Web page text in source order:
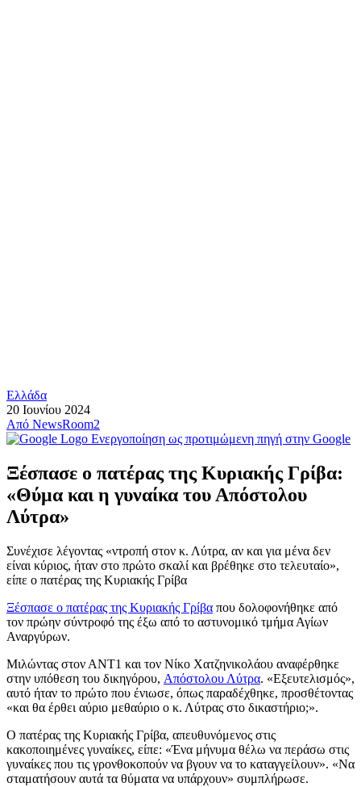
Ελλάδα
20 Ιουνίου 2024
Από NewsRoom2
Ενεργοποίηση ως προτιμώμενη πηγή στην Google
Ξέσπασε ο πατέρας της Κυριακής Γρίβα:
«Θύμα και η γυναίκα του Απόστολου
Λύτρα»
Συνέχισε λέγοντας «ντροπή στον κ. Λύτρα, αν και για μένα δεν
είναι κύριος, ήταν στο πρώτο σκαλί και βρέθηκε στο τελευταίο»,
είπε ο πατέρας της Κυριακής Γρίβα
Ξέσπασε ο πατέρας της Κυριακής Γρίβα που δολοφονήθηκε από
τον πρώην σύντροφό της έξω από το αστυνομικό τμήμα Αγίων
Αναργύρων.
Μιλώντας στον ΑΝΤ1 και τον Νίκο Χατζηνικολάου αναφέρθηκε
στην υπόθεση του δικηγόρου, Απόστολου Λύτρα. «Εξευτελισμός»,
αυτό ήταν το πρώτο που ένιωσε, όπως παραδέχθηκε, προσθέτοντας
«και θα έρθει αύριο μεθαύριο ο κ. Λύτρας στο δικαστήριο;».
Ο πατέρας της Κυριακής Γρίβα, απευθυνόμενος στις
κακοποιημένες γυναίκες, είπε: «Ένα μήνυμα θέλω να περάσω στις
γυναίκες που τις γρονθοκοπούν να βγουν να το καταγγείλουν». «Να
σταματήσουν αυτά τα θύματα να υπάρχουν» συμπλήρωσε.